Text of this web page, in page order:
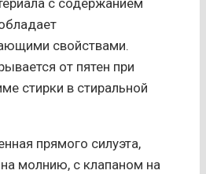
с содержанием
свойствами.
от пятен при
стирки в стиральной
прямого силуэта,
на молнию, с клапаном на